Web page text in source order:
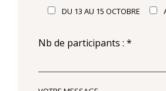
DU 13 AU 15 OCTOBRE
Nb de participants : *